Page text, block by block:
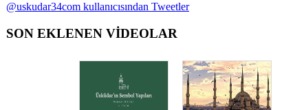
@uskudar34com kullanıcısından Tweetler
SON EKLENEN VİDEOLAR